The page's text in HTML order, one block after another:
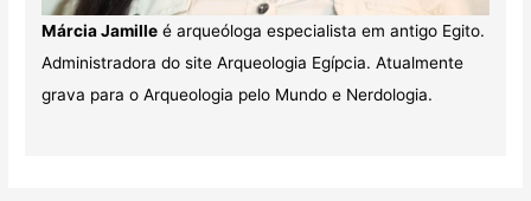
Márcia Jamilleé arqueóloga especialista em antigo Egito.
Administradora do site Arqueologia Egípcia. Atualmente
grava para o Arqueologia pelo Mundo e Nerdologia.